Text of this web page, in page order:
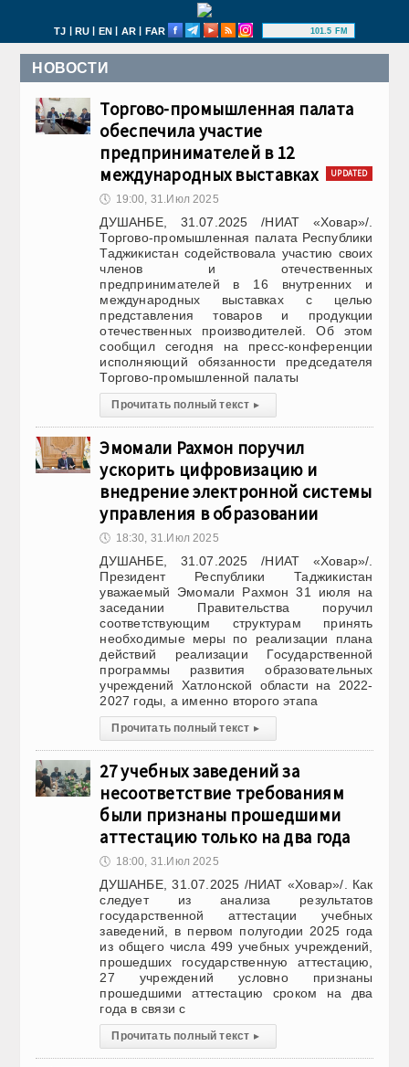
TJ | RU | EN | AR | FAR 101.5 FM
НОВОСТИ
Торгово-промышленная палата
обеспечила участие
предпринимателей в 12
международных выставках
UPDATED
🕔 19:00, 31.Июл 2025
ДУШАНБЕ, 31.07.2025 /НИАТ «Ховар»/.
Торгово-промышленная палата Республики
Таджикистан содействовала участию своих
членов и отечественных
предпринимателей в 16 внутренних и
международных выставках с целью
представления товаров и продукции
отечественных производителей. Об этом
сообщил сегодня на пресс-конференции
исполняющий обязанности председателя
Торгово-промышленной палаты
Прочитать полный текст ▸
Эмомали Рахмон поручил
ускорить цифровизацию и
внедрение электронной системы
управления в образовании
🕔 18:30, 31.Июл 2025
ДУШАНБЕ, 31.07.2025 /НИАТ «Ховар»/.
Президент Республики Таджикистан
уважаемый Эмомали Рахмон 31 июля на
заседании Правительства поручил
соответствующим структурам принять
необходимые меры по реализации плана
действий реализации Государственной
программы развития образовательных
учреждений Хатлонской области на 2022-
2027 годы, а именно второго этапа
Прочитать полный текст ▸
27 учебных заведений за
несоответствие требованиям
были признаны прошедшими
аттестацию только на два года
🕔 18:00, 31.Июл 2025
ДУШАНБЕ, 31.07.2025 /НИАТ «Ховар»/. Как
следует из анализа результатов
государственной аттестации учебных
заведений, в первом полугодии 2025 года
из общего числа 499 учебных учреждений,
прошедших государственную аттестацию,
27 учреждений условно признаны
прошедшими аттестацию сроком на два
года в связи с
Прочитать полный текст ▸